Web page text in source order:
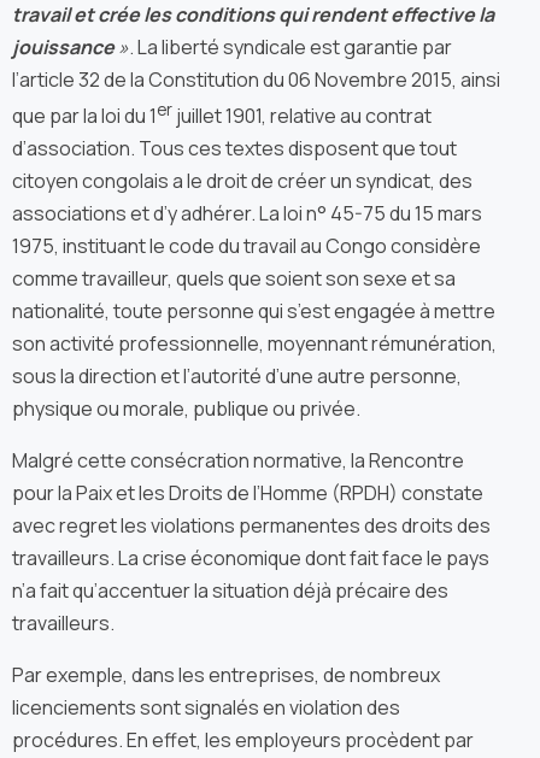
travail et crée les conditions qui rendent effective la
jouissance». La liberté syndicale est garantie par
l’article 32 de la Constitution du 06 Novembre 2015, ainsi
que par la loi du 1er juillet 1901, relative au contrat
d’association. Tous ces textes disposent que tout
citoyen congolais a le droit de créer un syndicat, des
associations et d’y adhérer. La loi n° 45-75 du 15 mars
1975, instituant le code du travail au Congo considère
comme travailleur, quels que soient son sexe et sa
nationalité, toute personne qui s’est engagée à mettre
son activité professionnelle, moyennant rémunération,
sous la direction et l’autorité d’une autre personne,
physique ou morale, publique ou privée.
Malgré cette consécration normative, la Rencontre
pour la Paix et les Droits de l’Homme (RPDH) constate
avec regret les violations permanentes des droits des
travailleurs. La crise économique dont fait face le pays
n’a fait qu’accentuer la situation déjà précaire des
travailleurs.
Par exemple, dans les entreprises, de nombreux
licenciements sont signalés en violation des
procédures. En effet, les employeurs procèdent par